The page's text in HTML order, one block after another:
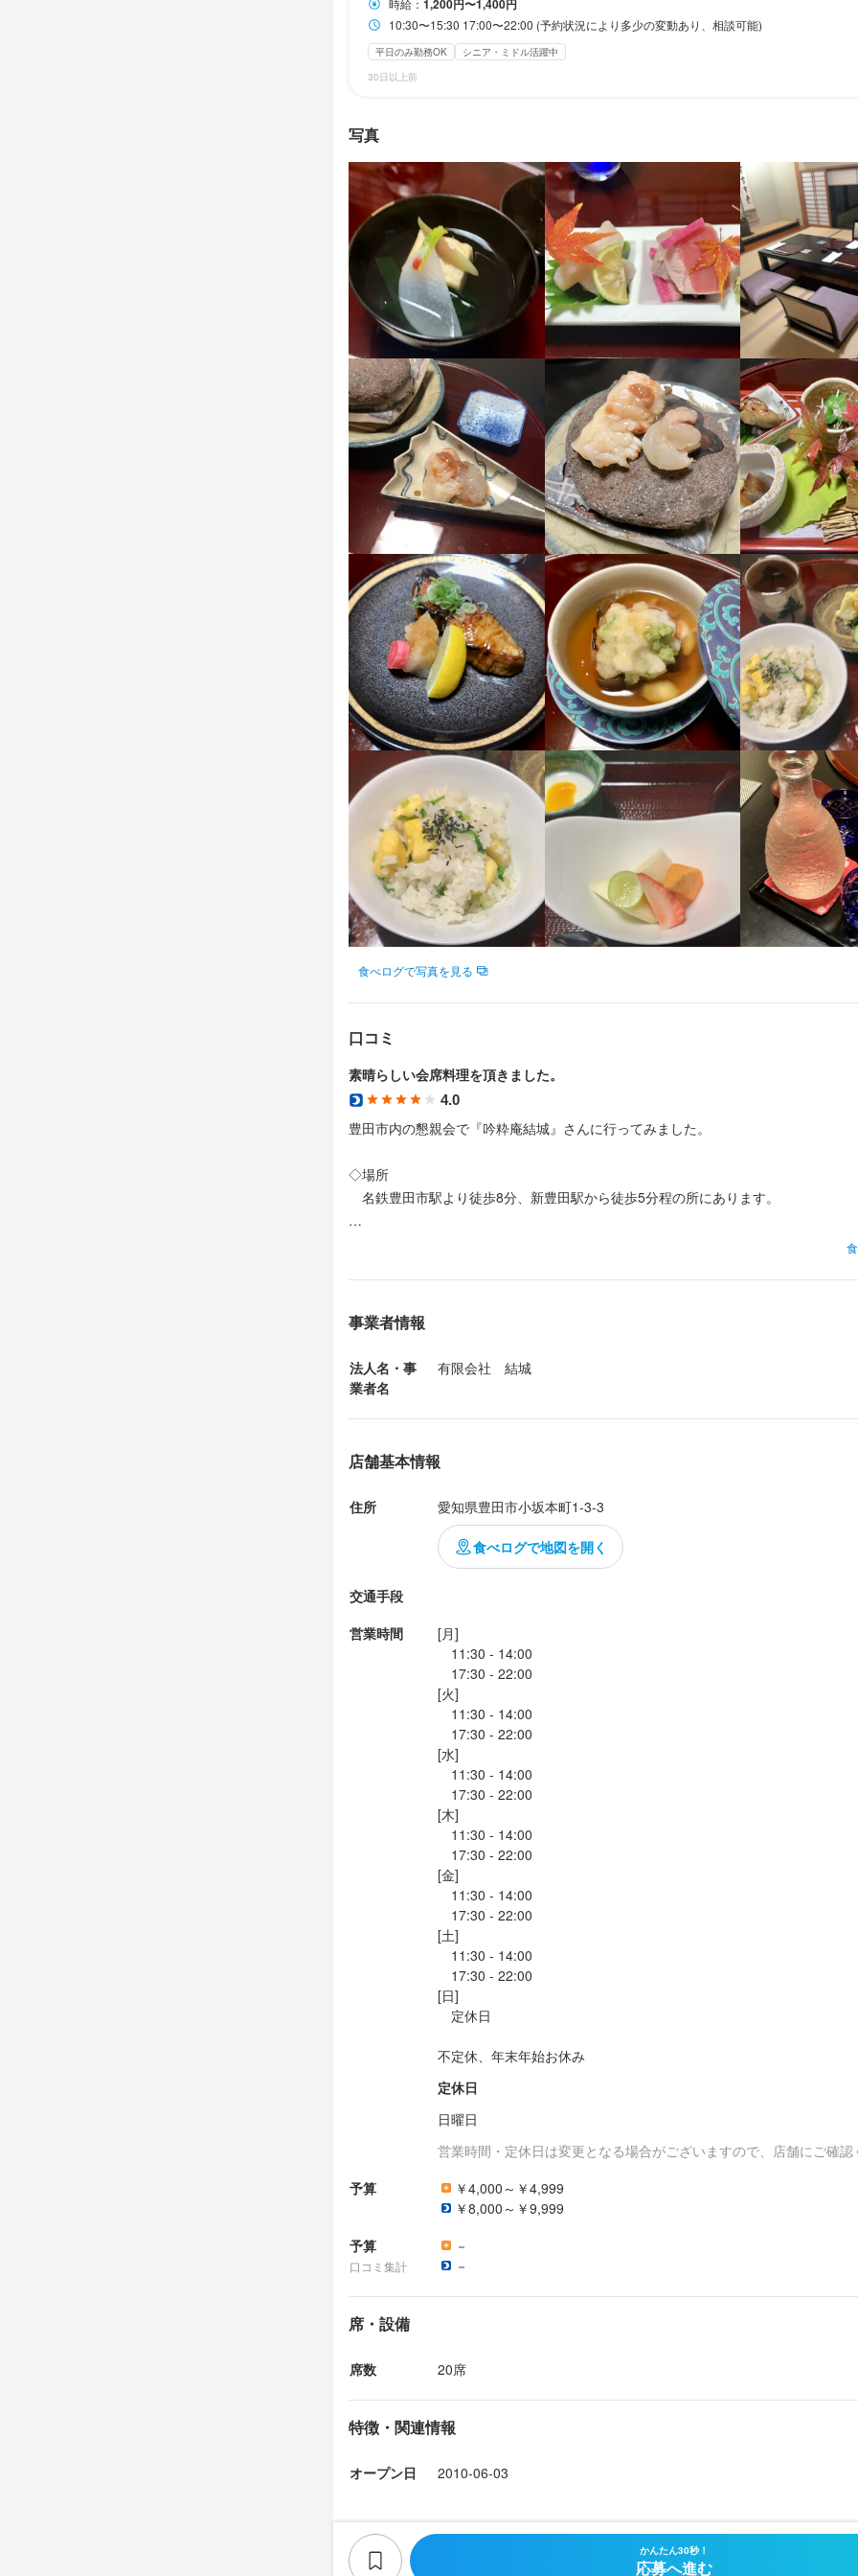
時給： 1,200円〜1,400円
10:30〜15:30 17:00〜22:00 (予約状況により多少の変動あり、相談可能)
平日のみ勤務OK
シニア・ミドル活躍中
30日以上前
写真
食べログで写真を見る
口コミ
素晴らしい会席料理を頂きました。
4.0
豊田市内の懇親会で『吟粋庵結城』さんに行ってみました。
◇場所
名鉄豊田市駅より徒歩8分、新豊田駅から徒歩5分程の所にあります。
★会席料理
○前菜（〆鯖）　　　　　　　　　☆☆☆☆
○碗物　　　　　　　　　　　　　☆☆☆☆
○海老の石焼き　　　　　　　　　☆☆☆
○小鉢　　　　　　　　　　　　　☆☆☆☆☆
○碗物　　　　　　　　　　　　　☆☆☆
○食事（栗ご飯、赤出し、漬物）　☆☆☆☆
○デザート（フルーツ、プリン）　☆☆☆☆
◇感想等
落ち着いた雰囲気で、ゆっくり食事を楽しむには素晴らしいお店です。料理は丁度
事業者情報
法人名・事
業者名
有限会社　結城
店舗基本情報
住所 愛知県豊田市小坂本町1-3-3
食べログで地図を開く
交通手段
営業時間
[月]
11:30 - 14:00
17:30 - 22:00
[火]
11:30 - 14:00
17:30 - 22:00
[水]
11:30 - 14:00
17:30 - 22:00
[木]
11:30 - 14:00
17:30 - 22:00
[金]
11:30 - 14:00
17:30 - 22:00
[土]
11:30 - 14:00
17:30 - 22:00
[日]
定休日
不定休、年末年始お休み
定休日
日曜日
営業時間・定休日は変更となる場合がございますので、店舗にご確認
予算
￥4,000～￥4,999
￥8,000～￥9,999
予算
口コミ集計
－
－
席・設備
席数 20席
特徴・関連情報
オープン日 2010-06-03
かんたん30秒！
応募へ進む
バイト ホールスタッフ
バイト 皿洗い 時給：1,200円〜1,400円
バイト ホールスタッフ
バイト ホールスタッフ 時給：1,140円〜1,200円
バイト 調理師・調理スタッフ
バイト ホールスタッフ
バイト ホールスタッフ
バイト 皿洗い 時給：1,200円〜1,500円
ご案内、オーダー受付、ドリンク作成、配膳、接客、会計、テーブルの片付けなどの
飲食店での接客経験
求める人物像
笑顔で接客ができ、誠実に仕事に取り組める方
お店の採用担当者からのメッセージ
店名
吟粋庵結城
勤務地
愛知県豊田市小坂本町1-3-3
連絡先
0565-32-8600
法人名・事業者名
有限会社　結城
最終更新日2025/11/09
店名
吟粋庵結城
勤務地
愛知県豊田市小坂本町1-3-3
連絡先
0565-32-8600
法人名・事業者名
有限会社　結城
最終更新日2025/11/09